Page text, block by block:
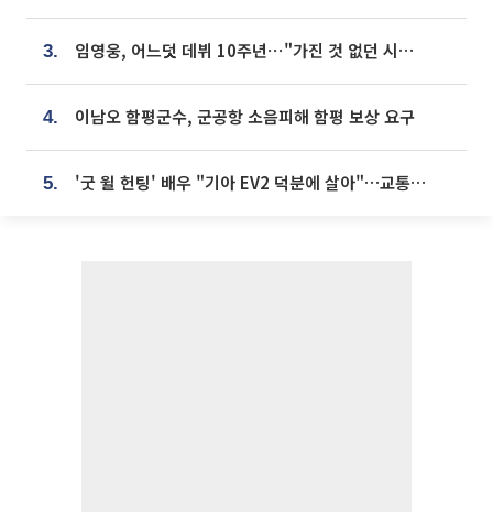
3. 임영웅, 어느덧 데뷔 10주년⋯"가진 것 없던 시절, 내 앞엔 20명의 팬뿐"
4. 이남오 함평군수, 군공항 소음피해 함평 보상 요구
5. '굿 윌 헌팅' 배우 "기아 EV2 덕분에 살아"…교통사고 후 안전성 극찬